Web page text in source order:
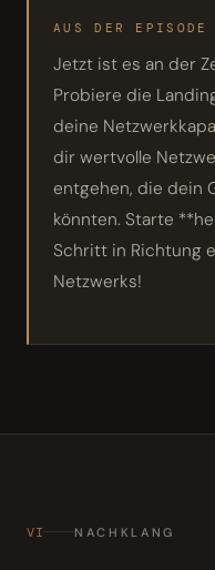
AUS DER EPISODE
Jetzt ist es an der
Probiere die
deine
dir wertvolle
entgehen, die dein
könnten. Starte
Schritt in Richtung
Netzwerks!
VI NACHKLANG